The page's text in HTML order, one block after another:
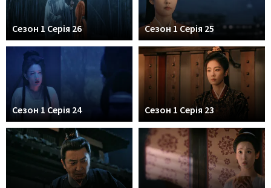
Сезон 1 Серія 26 Сезон 1 Серія 25
Сезон 1 Серія 24 Сезон 1 Серія 23